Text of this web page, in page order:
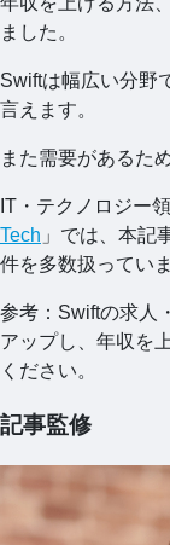
ました。
Swiftは幅広い分野
言えます。
また需要があるた
IT・テクノロジー
Tech 」では、本記
件を多数扱っていま
参考：Swiftの求人
アップし、年収を
ください。
記事監修